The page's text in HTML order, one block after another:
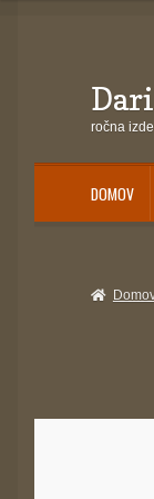
Skip
to
Skip
to
ročna
DOMOV
Pogoji